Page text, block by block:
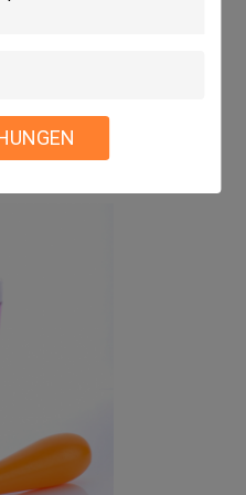
und zeichnet sich daher durch
weit verbreitet
werden.
sind verfügbar.